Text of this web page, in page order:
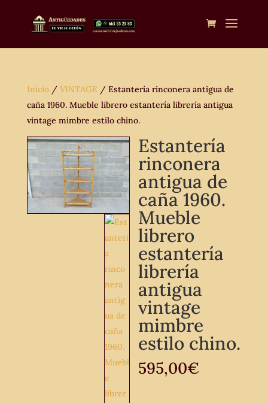
Inicio/ VINTAGE / Estantería rinconera antigua de
caña 1960. Mueble librero estantería librería antigua
vintage mimbre estilo chino.
Estantería
rinconera
antigua de
caña 1960.
Mueble
librero
estantería
librería
antigua
vintage
mimbre
estilo chino.
595,00€